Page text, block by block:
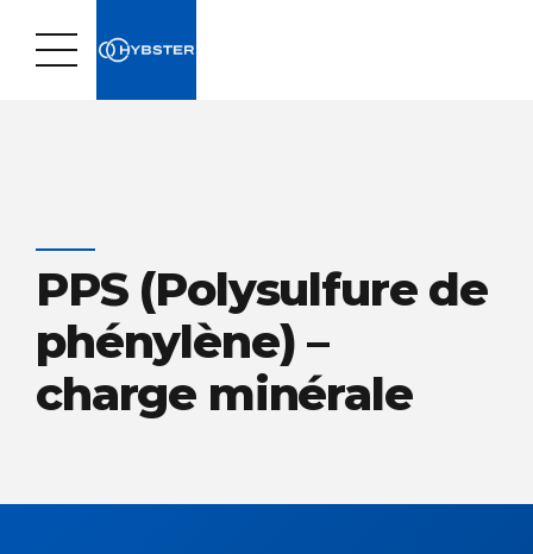
PPS (Polysulfure de
phénylène) –
charge minérale